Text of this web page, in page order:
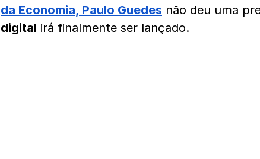
da Economia, Paulo Guedes não deu uma
digital irá finalmente ser lançado.